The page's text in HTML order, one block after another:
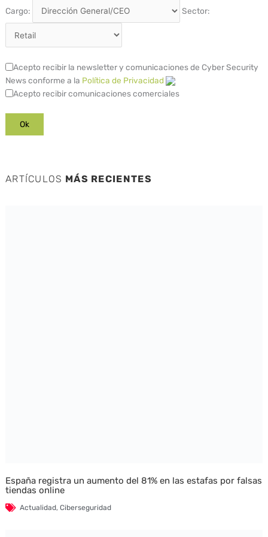
Cargo: Sector:
Acepto recibir la newsletter y comunicaciones de Cyber Security
News conforme a la Política de Privacidad
Acepto recibir comunicaciones comerciales
ARTÍCULOS MÁS RECIENTES
España registra un aumento del 81% en las estafas por falsas
tiendas online
Actualidad, Ciberseguridad